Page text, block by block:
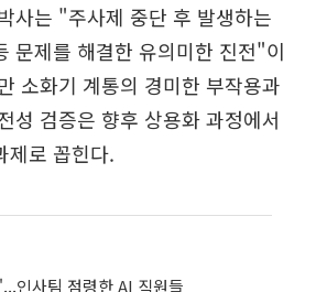
사는 "주사제 중단 후 발생하는
문제를 해결한 유의미한 진전"이
소화기 계통의 경미한 부작용과
성 검증은 향후 상용화 과정에서
제로 꼽힌다.
인사팀 점령한 AI 직원들